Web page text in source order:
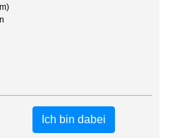
Ich bin dabei